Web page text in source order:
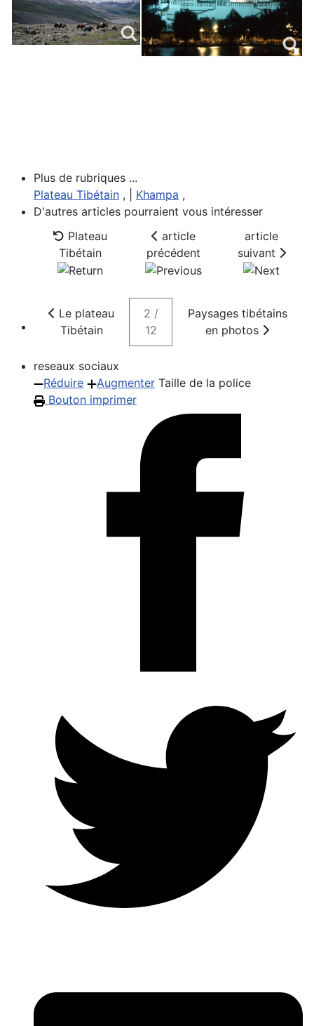
Plus de rubriques ...
Plateau Tibétain , | Khampa ,
D'autres articles pourraient vous intéresser
Plateau
Tibétain
article
précédent
article
suivant
Le plateau
Tibétain
2 /
12
Paysages tibétains
en photos
reseaux sociaux
Réduire
Augmenter Taille de la police
Bouton imprimer